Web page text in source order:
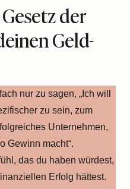
der
Geld-
nur zu sagen, „Ich will
zu sein, zum
Unternehmen,
Gewinn macht“.
das du haben würdest,
Erfolg hättest.